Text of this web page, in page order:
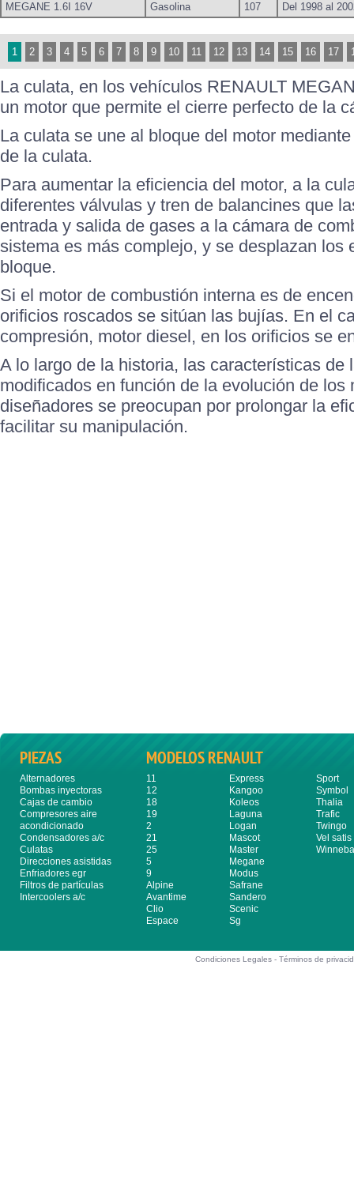
MEGANE 1.6I 16V
Gasolina 107 Del 1998 al
1 2 3 4 5 6 7 8 9 10 11 12 13 14 15 16 17
La culata, en los vehículos RENAULT
un motor que permite el cierre perfecto de la
La culata se une al bloque del motor
de la culata.
Para aumentar la eficiencia del motor, a la
diferentes válvulas y tren de balancines que
entrada y salida de gases a la cámara de
sistema es más complejo, y se desplazan los
bloque.
Si el motor de combustión interna es de
orificios roscados se sitúan las bujías. En el
compresión, motor diesel, en los orificios se
A lo largo de la historia, las características de
modificados en función de la evolución de los
diseñadores se preocupan por prolongar la
facilitar su manipulación.
PIEZAS
Alternadores
Bombas inyectoras
Cajas de cambio
Compresores aire
acondicionado
Condensadores a/c
Culatas
Direcciones asistidas
Enfriadores egr
Filtros de partículas
Intercoolers a/c
MODELOS RENAULT
11
12
18
19
2
21
25
5
9
Alpine
Avantime
Clio
Espace
Express
Kangoo
Koleos
Laguna
Logan
Mascot
Master
Megane
Modus
Safrane
Sandero
Scenic
Sg
Sport
Symbol
Thalia
Trafic
Twingo
Vel satis
Condiciones Legales -Términos de